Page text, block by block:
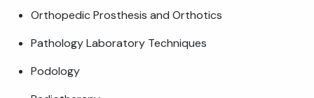
Orthopedic Prosthesis and Orthotics
Pathology Laboratory Techniques
Podology